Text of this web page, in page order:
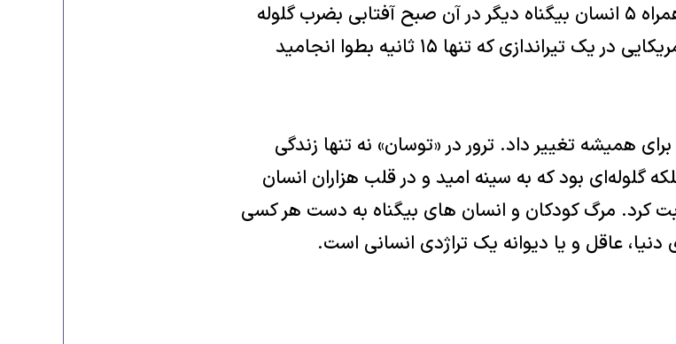
hope چاپ شده بود. «کریستینا» به همراه ۵ انسان بیگناه دیگر در آن صبح آفتابی بضرب گلوله
های هفت تیر یک جوان ۲۲ ساله‌ی آمریکایی در یک تیراندازی که تنها ۱۵ ثانیه بطوا انجامید
برای همیشه تغییر داد. ترور در «توسان» نه تنها زندگی
گلوله‌ای بود که به سینه امید و در قلب هزاران انسان
کرد. مرگ کودکان و انسان های بیگناه به دست هر کسی
عاقل و یا دیوانه یک تراژدی انسانی است.